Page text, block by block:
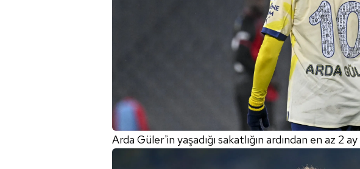
Arda Güler'in yaşadığı sakatlığın ardından en az 2